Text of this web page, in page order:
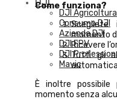
DJI Agricoltura
Consumo DJI
Azienda DJI
DJI FPV
DJI
Mavic
Come funziona?
Scegliete
momento
Ricevere
Tutti gli
È inoltre possibile
momento senza